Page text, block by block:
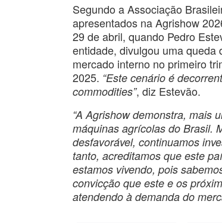
Segundo a Associação
apresentados na Agrishow
29 de abril, quando Pedro
entidade, divulgou uma
mercado interno no primeiro
2025. “Este cenário é
commodities”, diz Estevão.
“A Agrishow demonstra, mais
máquinas agrícolas do Brasil.
desfavorável, continuamos
tanto, acreditamos que este
estamos vivendo, pois
convicção que este e os
atendendo à demanda do